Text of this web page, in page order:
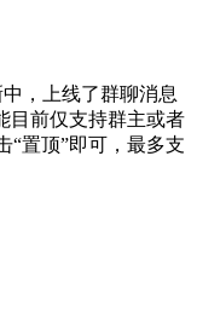
，上线了群聊消息
目前仅支持群主或者
“置顶”即可，最多支